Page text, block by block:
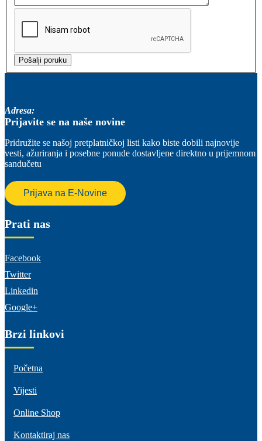
Adresa:
Prijavite se na naše novine
Pridružite se našoj pretplatničkoj listi kako biste dobili najnovije
vesti, ažuriranja i posebne ponude dostavljene direktno u prijemnom
sandučetu
Prijava na E-Novine
Prati nas
Facebook
Twitter
Linkedin
Google+
Brzi linkovi
Početna
Vijesti
Online Shop
Kontaktiraj nas